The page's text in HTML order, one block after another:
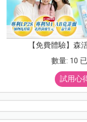
【免費體驗】森
數量: 10
試用心